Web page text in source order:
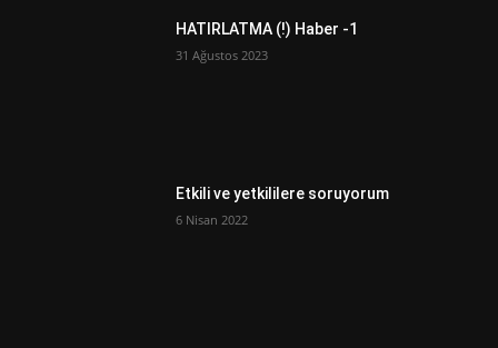
HATIRLATMA (!) Haber -1
31 Ağustos 2023
Etkili ve yetkililere soruyorum
6 Nisan 2022